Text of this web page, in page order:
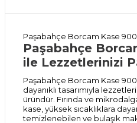
Paşabahçe Borcam Kase
Paşabahçe
ile Lezzetlerinizi
Paşabahçe Borcam Kase
dayanıklı tasarımıyla
üründür. Fırında ve
kase, yüksek sıcaklıklara
temizlenebilen ve bulaşık